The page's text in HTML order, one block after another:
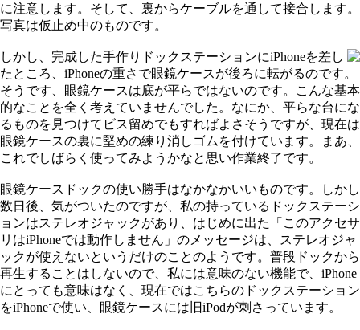
に注意します。そして、裏からケーブルを通して接合します。
写真は仮止め中のものです。
しかし、完成した手作りドックステーションにiPhoneを差し
たところ、iPhoneの重さで眼鏡ケースが後ろに転がるのです。
そうです、眼鏡ケースは底が平らではないのです。こんな基本
的なことを全く考えていませんでした。なにか、平らな台にな
るものを見つけてビス留めでもすればよさそうですが、現在は
眼鏡ケースの裏に堅めの練り消しゴムを付けています。まあ、
これでしばらく使ってみようかなと思い作業終了です。
眼鏡ケースドックの使い勝手はなかなかいいものです。しかし
数日後、気がついたのですが、私の持っているドックステーシ
ョンはステレオジャックがあり、はじめに出た「このアクセサ
リはiPhoneでは動作しません」のメッセージは、ステレオジャ
ックが使えないというだけのことのようです。普段ドックから
再生することはしないので、私には意味のない機能で、iPhone
にとっても意味はなく、現在ではこちらのドックステーション
をiPhoneで使い、眼鏡ケースには旧iPodが刺さっています。